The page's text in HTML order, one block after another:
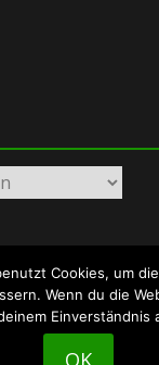
Lost Dungeon. Alle
vonThemeGrill.
WordPress
Cookies, um
Wenn du die
Einverständnis
OK